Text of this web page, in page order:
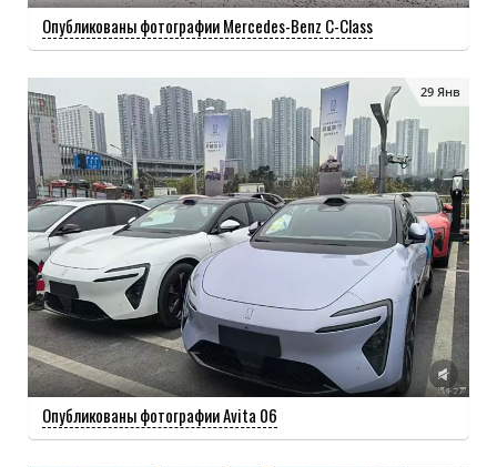
Опубликованы фотографии Mercedes-Benz C-Class
29 Янв
Опубликованы фотографии Avita 06